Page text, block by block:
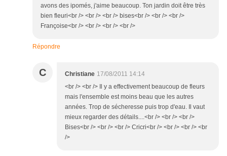
avons des ipomés, j'aime beaucoup. Ton jardin doit être très
bien fleuri<br /> <br /> <br /> bises<br /> <br /> <br />
Françoise<br /> <br /> <br /> <br />
Répondre
C Christiane 17/08/2011 14:14
<br /> <br /> Il y a effectivement beaucoup de fleurs
mais l'ensemble est moins beau que les autres
années. Trop de sécheresse puis trop d'eau. Il vaut
mieux regarder des détails....<br /> <br /> <br />
Bises<br /> <br /> <br /> Cricri<br /> <br /> <br /> <br
/>